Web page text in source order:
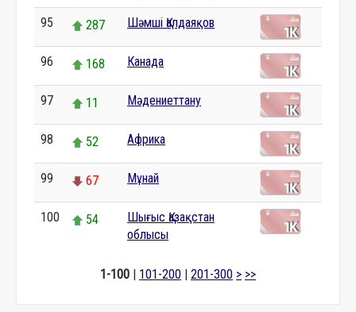
95 287 Шәмші Қалдаяқов
96 168 Канада
97 11 Мәдениеттану
98 52 Африка
99 67 Мұнай
100 54
Шығыс Қазақстан
облысы
1-100 | 101-200 | 201-300 > >>